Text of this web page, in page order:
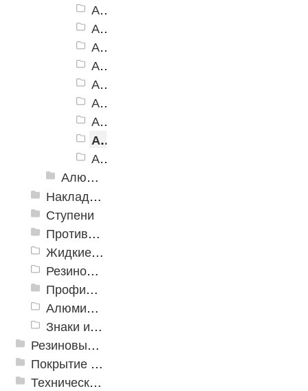
Алюминиевая Полоса АП-162, коричневый
Алюминиевая Полоса АП-162, серый
Алюминиевая Полоса АП-162, бежевый
Алюминиевая Полоса АП-162, желтый
Алюминиевая Полоса АП-162, белый
Алюминиевая Полоса АП-162, голубой
Алюминиевая Полоса АП-162, синий
Алюминиевая Полоса АП-162, красный
Алюминиевая Полоса АП-162, зеленый
Алюминиевый угол-порог с резиновой вставкой
Накладки противоскользящие резиновые
Ступени
Противоскользящие ленты
Жидкие противоскользящие средства
Резиновый профиль с алюминиевой вставкой «NoSlip»
Профили закладные
Алюминиевый профиль для ленты
Знаки из полистирола для разметки пола
Резиновые и ПВХ дорожки
Покрытие из резиновой крошки
Техническая резина